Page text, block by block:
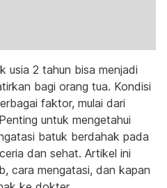
usia 2 tahun bisa menjadi
bagi orang tua. Kondisi
faktor, mulai dari
untuk mengetahui
batuk berdahak pada
dan sehat. Artikel ini
cara mengatasi, dan kapan